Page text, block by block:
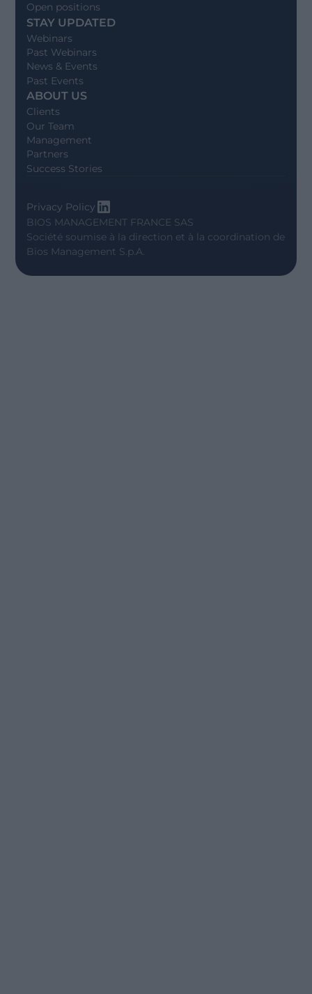
Open positions
STAY UPDATED
Webinars
Past Webinars
News & Events
Past Events
ABOUT US
Clients
Our Team
Management
Partners
Success Stories
BIOS MANAGEMENT FRANCE SAS
Société soumise à la direction et à la coordination de
Bios Management S.p.A.
Privacy Policy